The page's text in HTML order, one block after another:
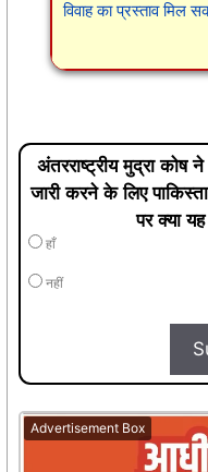
विवाह का प्रस्ताव मिल
अंतरराष्ट्रीय मुद्रा कोष
जारी करने के लिए
पर क्या
हाँ
नहीं
Advertisement Box